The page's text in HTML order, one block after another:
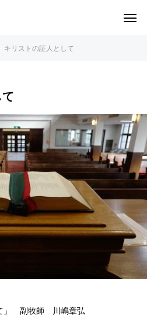
キリストの証人として
」 副牧師 川嶋章弘